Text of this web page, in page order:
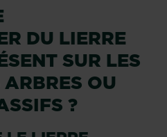
DU LIERRE
SUR LES
OU
?